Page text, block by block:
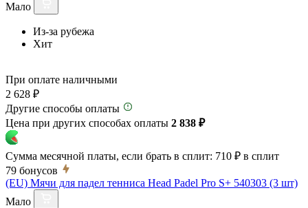
Мало
Из-за рубежа
Хит
При оплате наличными
2 628 ₽
Другие способы оплаты
Цена при других способах оплаты 2 838 ₽
Сумма месячной платы, если брать в сплит: 710 ₽ в сплит
79 бонусов
(EU) Мячи для падел тенниса Head Padel Pro S+ 540303 (3 шт)
Мало